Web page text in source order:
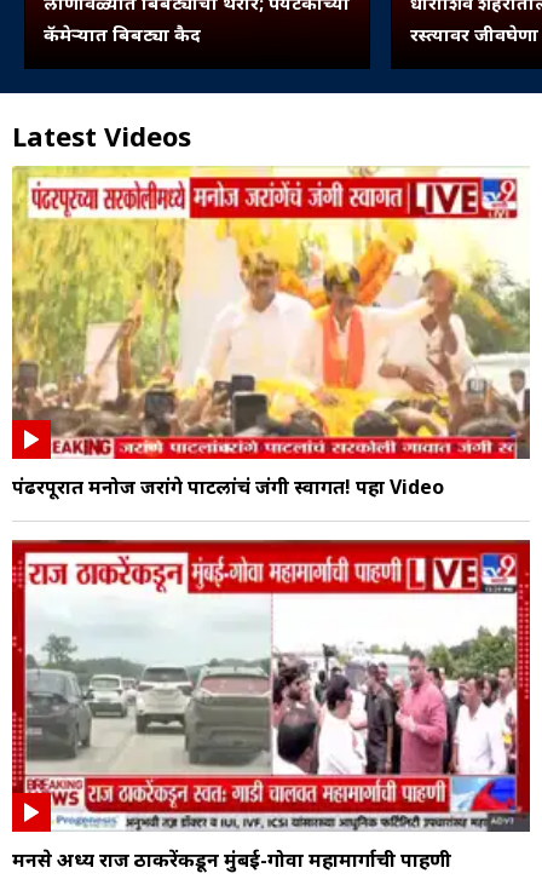
कॅमेऱ्यात बिबट्या कैद
रस्त्यावर जीवघेणा
अनोखी बॅनरबाजी!
Latest Videos
पंढरपूरात मनोज जरांगे पाटलांचं जंगी स्वागत! पहा Video
मनसे अध्यक्ष राज ठाकरेंकडून मुंबई-गोवा महामार्गाची पाहणी